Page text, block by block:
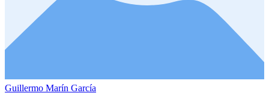
Guillermo Marín García